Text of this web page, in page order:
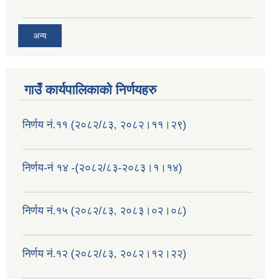
अन्य
गाउँ कार्यपालिकाको निर्णयहरु
निर्णय नं.११ (२०८२/८३, २०८२।११।२९)
निर्णय-नं १४ -(२०८२/८३-२०८३।१।१४)
निर्णय नं.१५ (२०८२/८३, २०८३।०२।०८)
निर्णय नं.१२ (२०८२/८३, २०८२।१२।२२)